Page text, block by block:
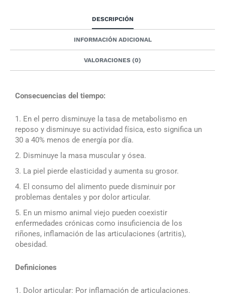
DESCRIPCIÓN
INFORMACIÓN ADICIONAL
VALORACIONES (0)
Consecuencias del tiempo:
En el perro disminuye la tasa de metabolismo en
reposo y disminuye su actividad física, esto significa un
30 a 40% menos de energía por día.
Disminuye la masa muscular y ósea.
La piel pierde elasticidad y aumenta su grosor.
El consumo del alimento puede disminuir por
problemas dentales y por dolor articular.
En un mismo animal viejo pueden coexistir
enfermedades crónicas como insuficiencia de los
riñones, inflamación de las articulaciones (artritis),
obesidad.
Definiciones
Dolor articular: Por inflamación de articulaciones.